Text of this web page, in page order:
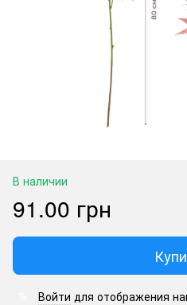
В наличии
91.00 грн
Войти для отображения